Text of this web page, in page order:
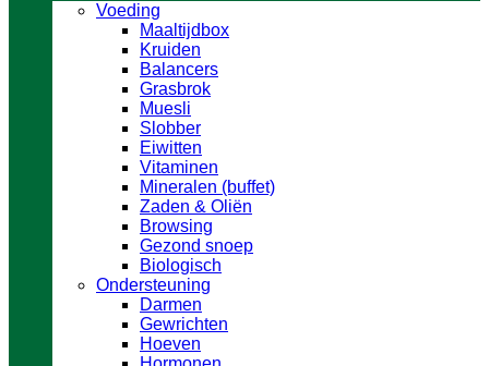
Voeding
Maaltijdbox
Kruiden
Balancers
Grasbrok
Muesli
Slobber
Eiwitten
Vitaminen
Mineralen (buffet)
Zaden & Oliën
Browsing
Gezond snoep
Biologisch
Ondersteuning
Darmen
Gewrichten
Hoeven